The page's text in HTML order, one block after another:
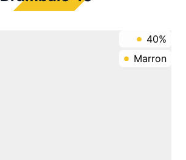
40%
Marron